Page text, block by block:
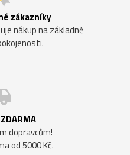
zákazníky
nákup na základně
dopravcům!
od 5000 Kč.